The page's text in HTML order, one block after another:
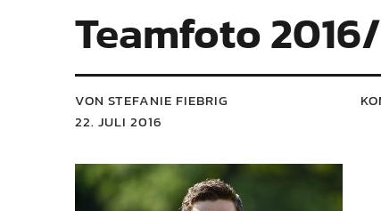
Teamfoto
VON STEFANIE FIEBRIG
22. JULI 2016